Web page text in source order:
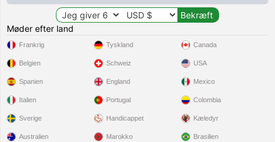
Møder efter land
Frankrig
Belgien
Spanien
Italien
Sverige
Tyskland
Schweiz
England
Portugal
Handicappet
Canada
USA
Mexico
Colombia
Kæledyr
Australien Marokko Brasilien